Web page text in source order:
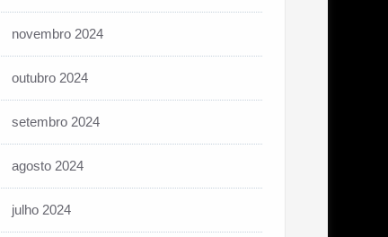
novembro 2024
outubro 2024
setembro 2024
agosto 2024
julho 2024